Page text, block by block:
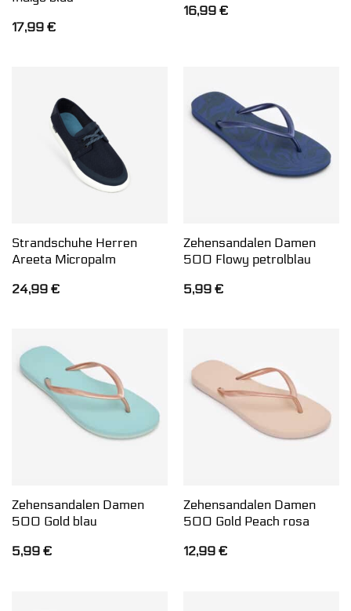
17,99 €
16,99 €
Strandschuhe Herren
Areeta Micropalm
24,99 €
Zehensandalen Damen
500 Flowy petrolblau
5,99 €
Zehensandalen Damen
500 Gold blau
5,99 €
Zehensandalen Damen
500 Gold Peach rosa
12,99 €